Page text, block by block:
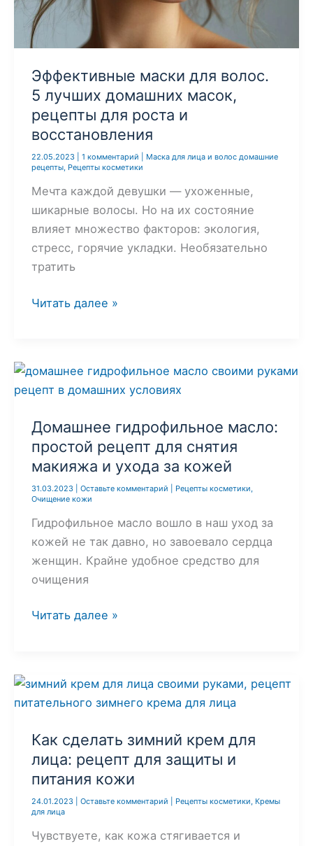
рецепт
в
домашних
Эффективные маски для волос.
5 лучших домашних масок,
рецепты для роста и
восстановления
22.05.2023 1 комментарий
Маска для лица и волос домашние
рецепты, Рецепты косметики
Мечта каждой девушки — ухоженные,
шикарные волосы. Но на их состояние
влияет множество факторов: экология,
стресс, горячие укладки. Необязательно
тратить
Эффективные
5
лучших
масок,
рецепты
для
роста
восстановления
Читать далее »
Домашнее гидрофильное масло:
простой рецепт для снятия
макияжа и ухода за кожей
31.03.2023 Оставьте комментарий Рецепты косметики
Очищение кожи
Гидрофильное масло вошло в наш уход за
кожей не так давно, но завоевало сердца
женщин. Крайне удобное средство для
очищения
Домашнее
рецепт
для
макияжа
и
ухода
за
Читать далее »
Как сделать зимний крем для
лица: рецепт для защиты и
питания кожи
24.01.2023 Оставьте комментарий Рецепты косметики Кремы
для лица
Чувствуете, как кожа стягивается и